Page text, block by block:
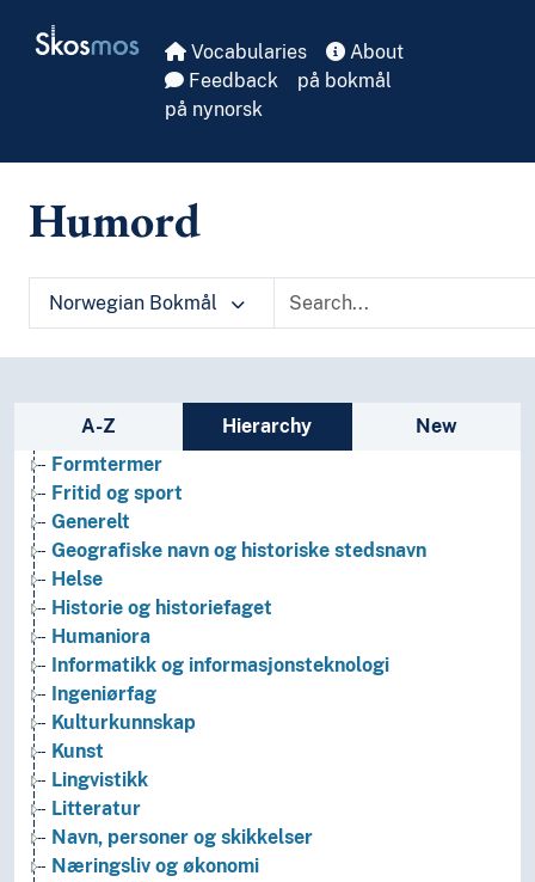
Skosmos Vocabularies
About
Feedback
på bokmål
på nynorsk
Humord
Norwegian Bokmål
Sidebar listing: list and traverse
A-Z Hierarchy New
Folkegrupper
Formtermer
Fritid og sport
Generelt
Geografiske navn og historiske stedsnavn
Helse
Historie og historiefaget
Humaniora
Informatikk og informasjonsteknologi
Ingeniørfag
Kulturkunnskap
Kunst
Lingvistikk
Litteratur
Navn, personer og skikkelser
Næringsliv og økonomi